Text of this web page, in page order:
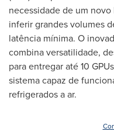
necessidade de um
inferir grandes volumes
latência mínima. O
combina versatilidade,
para entregar até 10
sistema capaz de
refrigerados a ar.